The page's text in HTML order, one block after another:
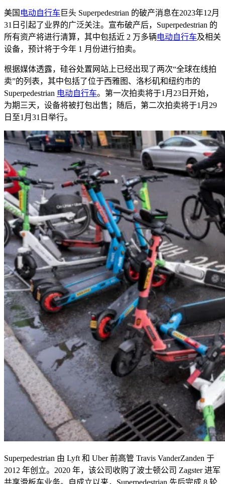
美国 电动自行车 巨头 Superpedestrian 的破产消息在2023年12月
31 日引起了业界的广泛关注。宣布破产后， Superpedestrian 的
所有资产将进行清算，其中包括近 2 万多辆电动自行车及相关
设备，预计将于今年 1 月份进行拍卖。
根据媒体透露，硅谷处置网站上已经出现了两次“全球在线拍
卖”的列表，其中包括了位于西雅图、洛杉矶和纽约市的
Superpedestrian 电动自行车。第一次拍卖将于1 月 23 日开始，
为期三天，设备将被打包出售；随后，第二次拍卖将于1 月 29
日至1 月 31 日举行。
Superpedestrian 由 Lyft 和 Uber前高管 Travis VanderZanden 于
2012 年创立。 2020 年，该公司收购了波士顿公司 Zagster进军
共享滑板车业务。自成立以来， Superpedestrian 先后完成 8 轮